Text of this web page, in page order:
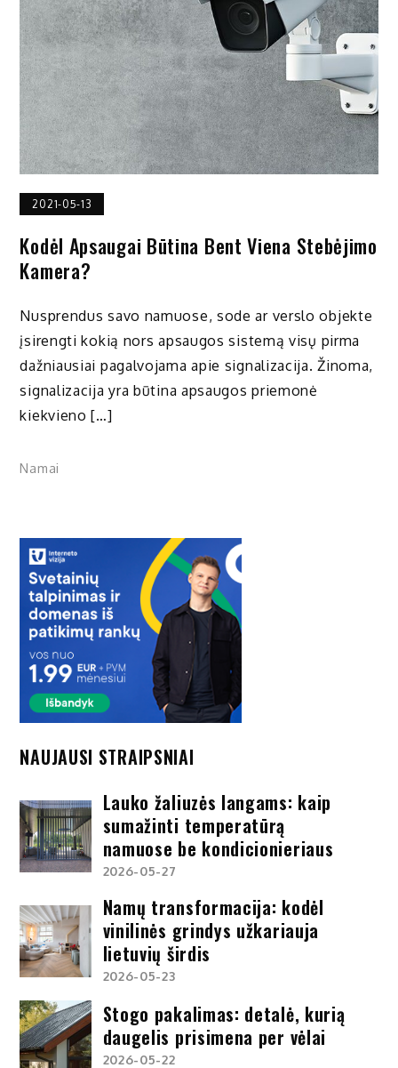
2021-05-13
Kodėl Apsaugai Būtina Bent Viena Stebėjimo
Kamera?
Nusprendus savo namuose, sode ar verslo objekte
įsirengti kokią nors apsaugos sistemą visų pirma
dažniausiai pagalvojama apie signalizacija. Žinoma,
signalizacija yra būtina apsaugos priemonė
kiekvieno […]
Namai
NAUJAUSI STRAIPSNIAI
Lauko žaliuzės langams: kaip
sumažinti temperatūrą
namuose be kondicionieriaus
2026-05-27
Namų transformacija: kodėl
vinilinės grindys užkariauja
lietuvių širdis
2026-05-23
Stogo pakalimas: detalė, kurią
daugelis prisimena per vėlai
2026-05-22